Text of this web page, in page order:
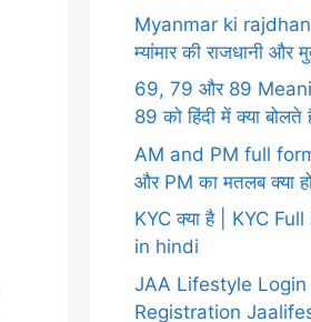
Myanmar ki
म्यांमार की राजधानी और
69, 79 और 89
89 को हिंदी में क्या बोलते
AM and PM full
और PM का मतलब क्या
KYC क्या है | KYC
in hindi
JAA Lifestyle
Registration